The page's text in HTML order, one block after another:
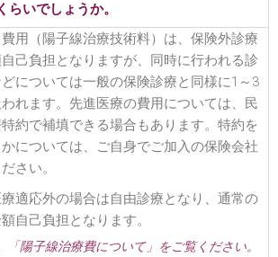
らいでしょうか。
用（陽子線治療技術料）は、保険外診療
己負担となりますが、同時に行われる診
については一般の保険診療と同様に1～3
れます。先進医療の費用については、民
約で補填できる場合もあります。特約を
については、ご自身でご加入の保険会社
さい。
適応外の場合は自由診療となり、通常の
自己負担となります。
陽子線治療費について」をご覧ください。